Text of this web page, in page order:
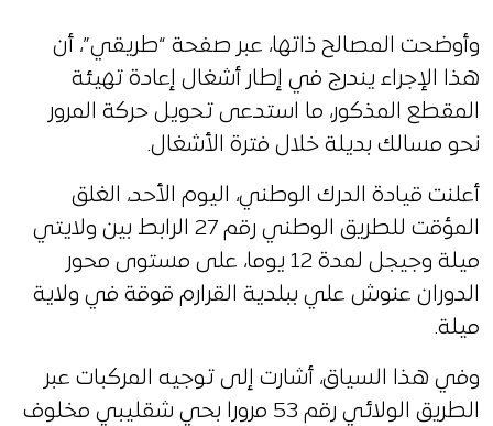
وأوضحت المصالح ذاتها، عبر صفحة “طريقي”، أن
هذا الإجراء يندرج في إطار أشغال إعادة تهيئة
المقطع المذكور، ما استدعى تحويل حركة المرور
نحو مسالك بديلة خلال فترة الأشغال.
أعلنت قيادة الدرك الوطني، اليوم الأحد، الغلق
المؤقت للطريق الوطني رقم 27 الرابط بين ولايتي
ميلة وجيجل لمدة 12 يوما، على مستوى محور
الدوران عنوش علي ببلدية القرارم قوقة في ولاية
ميلة.
وفي هذا السياق، أشارت إلى توجيه المركبات عبر
الطريق الولائي رقم 53 مرورا بحي شقليبي مخلوف